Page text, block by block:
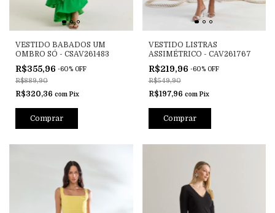
VESTIDO BABADOS UM
OMBRO SÓ - CSAV261483
R$355,96 -60% OFF
R$889,90
R$320,36 com Pix
Comprar
VESTIDO LISTRAS
ASSIMÉTRICO - CAV261767
R$219,96 -60% OFF
R$549,90
R$197,96 com Pix
Comprar